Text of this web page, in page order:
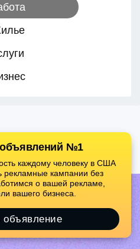
№1
каждому человеку в США
рекламные кампании без
о вашей рекламе,
вашего бизнеса.
объявление